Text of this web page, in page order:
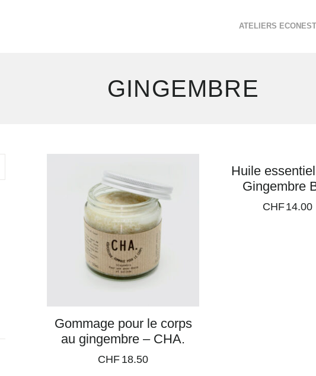
ATELIERS ECONEST
GINGEMBRE
Gommage pour le corps
au gingembre – CHA.
CHF 18.50
Huile
Gingembre
CHF14.00